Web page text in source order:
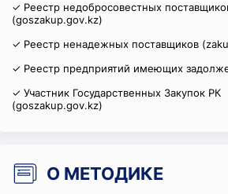
✓ Реестр недобросовестных
(goszakup.gov.kz)
✓ Реестр ненадежных поставщиков
✓ Реестр предприятий имеющих
✓ Участник Государственных Закупок РК
(goszakup.gov.kz)
О МЕТОДИКЕ